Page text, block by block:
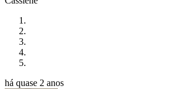
há quase 2 anos